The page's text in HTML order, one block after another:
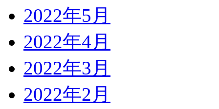
2022年5月
2022年4月
2022年3月
2022年2月